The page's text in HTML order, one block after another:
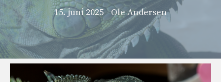
15. juni 2025 - Ole Andersen